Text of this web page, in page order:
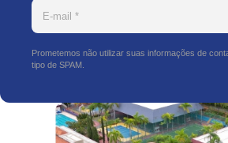
Prometemos não utilizar suas informações de
tipo de SPAM.